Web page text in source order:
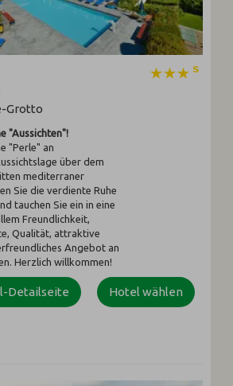
Grotto
"Aussichten"!
"Perle" an
über dem
mediterraner
Sie die verdiente Ruhe
tauchen Sie ein in eine
Freundlichkeit,
Qualität, attraktive
Angebot an
Herzlich willkommen!
Hotel wählen
Detailseite